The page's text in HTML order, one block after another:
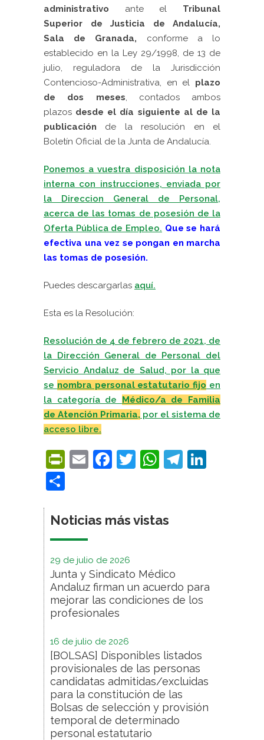
administrativo ante el Tribunal
Superior de Justicia de Andalucía,
Sala de Granada, conforme a lo
establecido en la Ley 29/1998, de 13 de
julio, reguladora de la Jurisdicción
Contencioso-Administrativa, en el plazo
de dos meses, contados ambos
plazos desde el día siguiente al de la
publicación de la resolución en el
Boletín Oficial de la Junta de Andalucía.
Ponemos a vuestra disposición la nota
interna con instrucciones, enviada por
la Direccion General de Personal,
acerca de las tomas de posesión de la
Oferta Pública de Empleo. Que se hará
efectiva una vez se pongan en marcha
las tomas de posesión.
Puedes descargarlas aquí.
Esta es la Resolución:
Resolución de 4 de febrero de 2021, de
la Dirección General de Personal del
Servicio Andaluz de Salud, por la que
se nombra personal estatutario fijo en
la categoría de Médico/a de Familia
de Atención Primaria, por el sistema de
acceso libre.
PrintFriendly
EmailFacebook
Twitter
WhatsApp
Noticias más vistas
29 de julio de 2026
Junta y Sindicato Médico
Andaluz firman un acuerdo para
mejorar las condiciones de los
profesionales
16 de julio de 2026
[BOLSAS] Disponibles listados
provisionales de las personas
candidatas admitidas/excluidas
para la constitución de las
Bolsas de selección y provisión
temporal de determinado
personal estatutario